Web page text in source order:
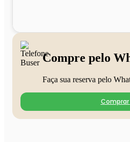
Compre pelo
Faça sua reserva pelo